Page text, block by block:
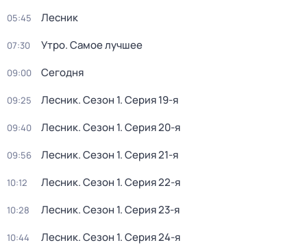
05:45 Лесник
07:30 Утро. Самое лучшее
09:00 Сегодня
09:25 Лесник. Сезон 1. Серия 19-я
09:40 Лесник. Сезон 1. Серия 20-я
09:56 Лесник. Сезон 1. Серия 21-я
10:12 Лесник. Сезон 1. Серия 22-я
10:28 Лесник. Сезон 1. Серия 23-я
10:44 Лесник. Сезон 1. Серия 24-я